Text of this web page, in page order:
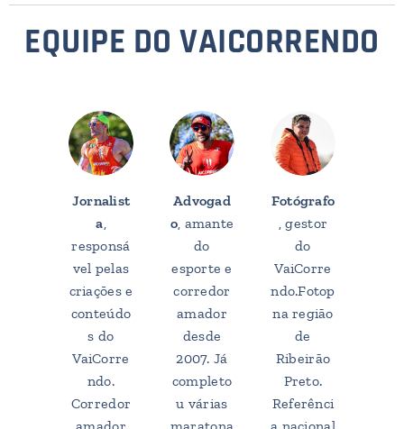
EQUIPE DO VAICORRENDO
Jornalist
a
responsá
vel pelas
criações e
conteúdo
s do
VaiCorre
ndo.
Corredor
Advogad
o , amante
do
esporte e
corredor
amador
desde
2007. Já
completo
u várias
Fotógrafo
, gestor
do
VaiCorre
ndo.Fotop
na região
de
Ribeirão
Preto.
Referênci